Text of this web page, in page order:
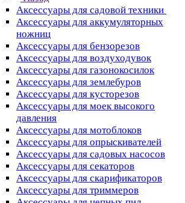
Аксессуары для садовой техники
Аксессуары для аккумуляторных
ножниц
Аксессуары для бензорезов
Аксессуары для воздуходувок
Аксессуары для газонокосилок
Аксессуары для землебуров
Аксессуары для кусторезов
Аксессуары для моек высокого
давления
Аксессуары для мотоблоков
Аксессуары для опрыскивателей
Аксессуары для садовых насосов
Аксессуары для секаторов
Аксессуары для скарификаторов
Аксессуары для триммеров